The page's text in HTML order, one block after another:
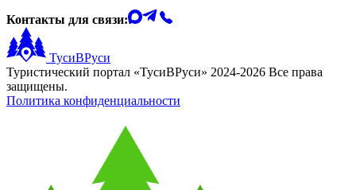
Контакты для связи:
ТусиВРуси
Туристический портал «ТусиВРуси» 2024-2026 Все права
защищены.
Политика конфиденциальности